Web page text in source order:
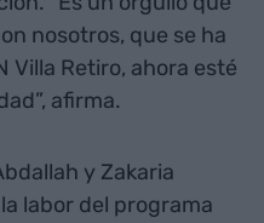
nosotros, que se ha
Villa Retiro, ahora esté
afirma.
y Zakaria
labor del programa